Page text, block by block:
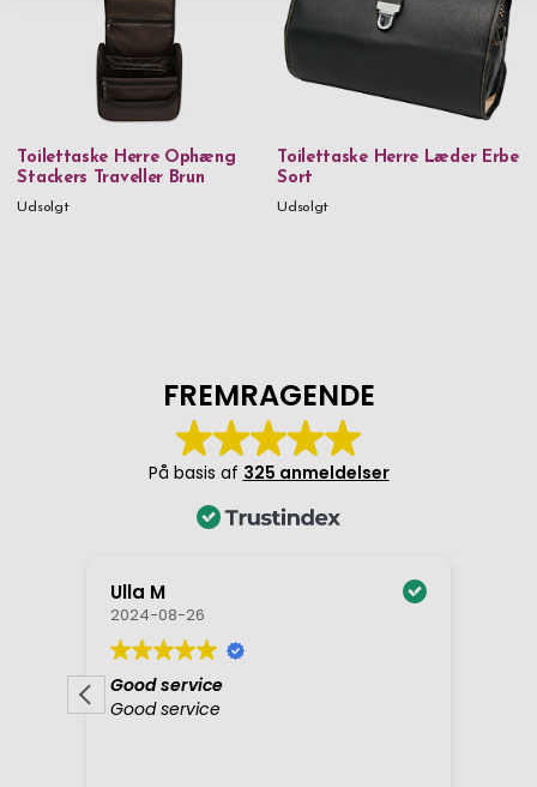
Toilettaske Herre Ophæng
Stackers Traveller Brun
Udsolgt
Toilettaske Herre Læder Erbe
Sort
Udsolgt